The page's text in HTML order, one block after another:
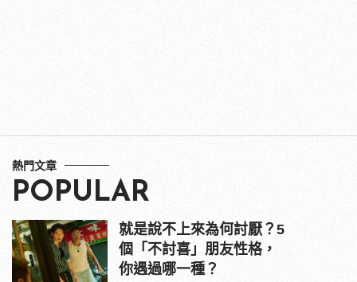
熱門文章
POPULAR
就是說不上來為何討厭？5
個「不討喜」朋友性格，
你遇過哪一種？